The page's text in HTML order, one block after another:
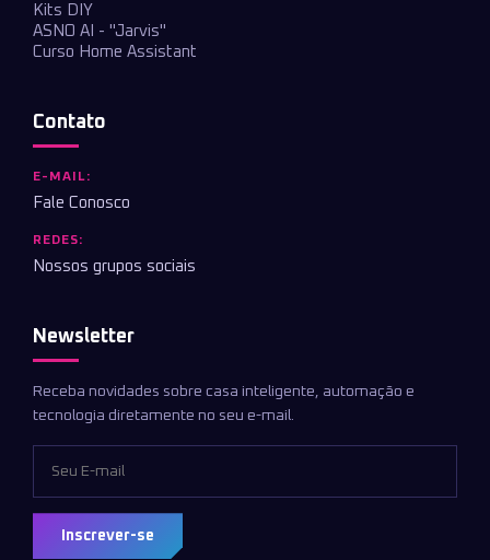
Kits DIY
ASNO AI - "Jarvis"
Curso Home Assistant
Contato
E-MAIL:
Fale Conosco
REDES:
Nossos grupos sociais
Newsletter
Receba novidades sobre casa inteligente, automação e
tecnologia diretamente no seu e-mail.
Inscrever-se